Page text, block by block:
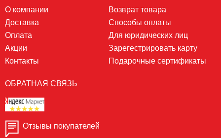
О компании
Доставка
Оплата
Акции
Контакты
Возврат товара
Способы оплаты
Для юридических лиц
Зарегестрировать карту
Подарочные сертификаты
ОБРАТНАЯ СВЯЗЬ
Отзывы покупателей